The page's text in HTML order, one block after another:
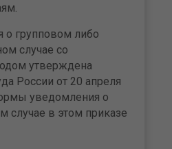
групповом либо
случае со
утверждена
России от 20 апреля
уведомления о
случае в этом приказе